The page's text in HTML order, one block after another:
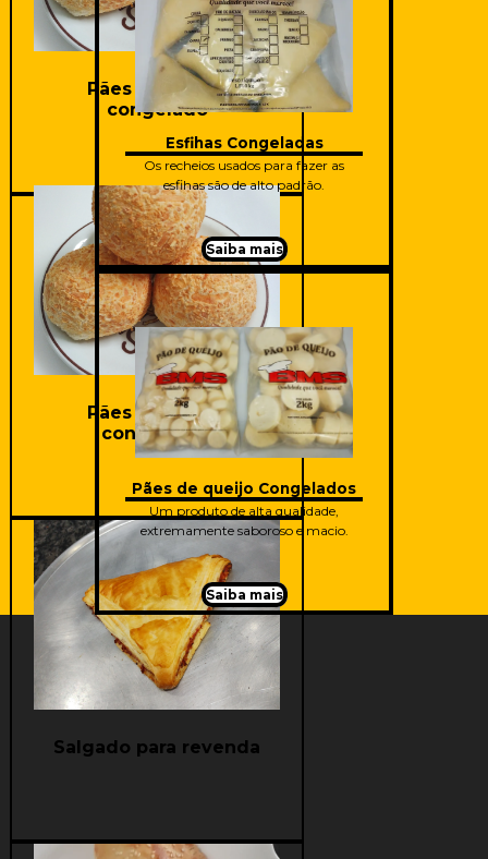
Pães de queijo
congelado
Saiba mais
Pães de queijo
congelados
Saiba mais
Salgado para revenda
Esfihas Congeladas
Os recheios usados para fazer as
esfihas são de alto padrão.
Saiba mais
Pães de queijo Congelados
Um produto de alta qualidade,
extremamente saboroso e macio.
Saiba mais